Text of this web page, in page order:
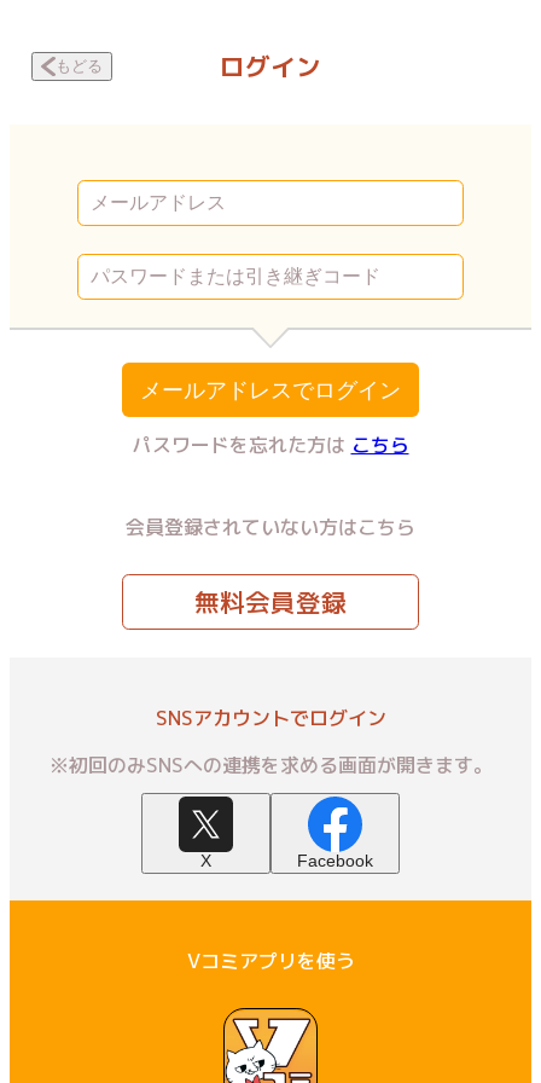
もどる ログイン
メールアドレスでログイン
パスワードを忘れた方は こちら
会員登録されていない方はこちら
無料会員登録
SNSアカウントでログイン
※初回のみSNSへの連携を求める画面が開きます。
X Facebook
Vコミアプリを使う